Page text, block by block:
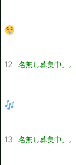
12 名無し募集中。。
13 名無し募集中。。